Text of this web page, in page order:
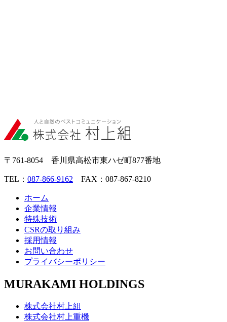
〒761-8054 香川県高松市東ハゼ町877番地
TEL： 087-866-9162 FAX：087-867-8210
ホーム
企業情報
特殊技術
CSRの取り組み
採用情報
お問い合わせ
プライバシーポリシー
MURAKAMI HOLDINGS
株式会社村上組
株式会社村上重機